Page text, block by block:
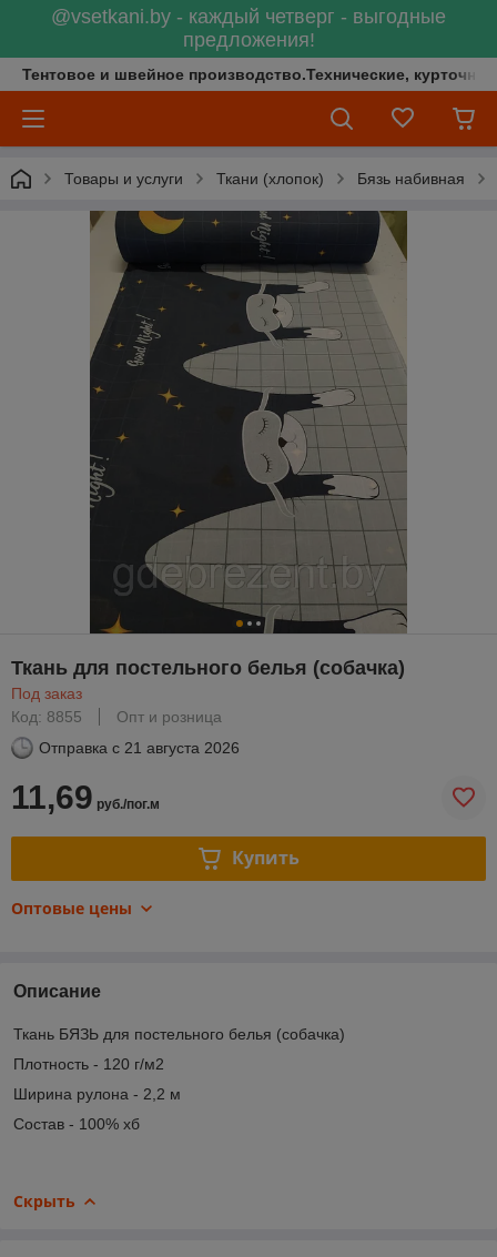
@vsetkani.by - каждый четверг - выгодные
предложения!
Тентовое и швейное производство.Технические,
Товары и услуги Ткани (хлопок) Бязь набивная
Ткань для постельного белья (собачка)
Под заказ
Код: 8855
Опт и розница
Отправка с 21 августа 2026
11,69 руб./пог.м
Купить
Оптовые цены
Описание
Ткань БЯЗЬ для постельного белья (собачка)
Плотность - 120 г/м2
Ширина рулона - 2,2 м
Состав - 100% хб
Скрыть